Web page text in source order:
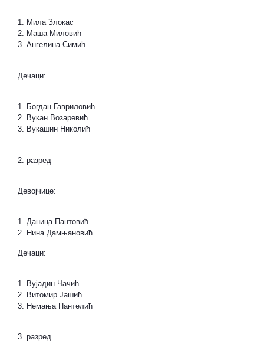
1. Мила Злокас
2. Маша Миловић
3. Ангелина Симић
Дечаци:
1. Богдан Гавриловић
2. Вукан Возаревић
3. Вукашин Николић
2. разред
Девојчице:
1. Даница Пантовић
2. Нина Дамњановић
Дечаци:
1. Вујадин Чачић
2. Витомир Јашић
3. Немања Пантелић
3. разред